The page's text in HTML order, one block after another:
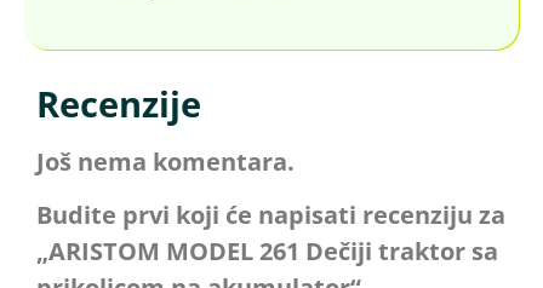
Recenzije
Još nema komentara.
Budite prvi koji će napisati recenziju za
„ARISTOM MODEL 261 Dečiji traktor sa